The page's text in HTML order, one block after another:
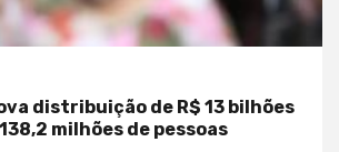
distribuição de R$ 13 bilhões
milhões de pessoas